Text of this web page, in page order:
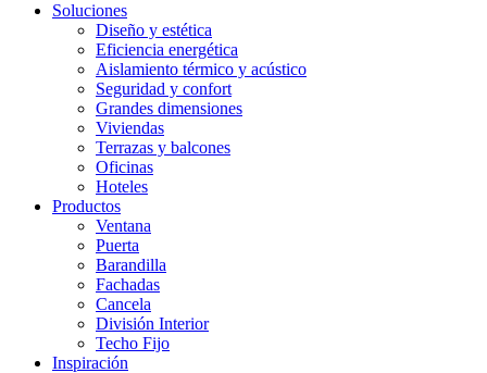
Soluciones
Diseño y estética
Eficiencia energética
Aislamiento térmico y acústico
Seguridad y confort
Grandes dimensiones
Viviendas
Terrazas y balcones
Oficinas
Hoteles
Productos
Ventana
Puerta
Barandilla
Fachadas
Cancela
División Interior
Techo Fijo
Inspiración